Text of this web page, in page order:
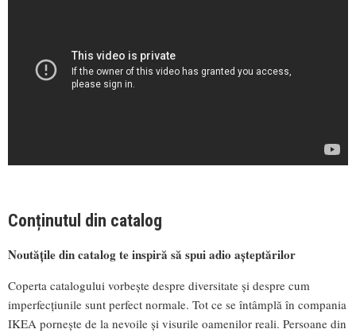
Conținutul din catalog
Noutățile din catalog te inspiră să spui adio așteptărilor
Coperta catalogului vorbește despre diversitate și despre cum
imperfecțiunile sunt perfect normale. Tot ce se întâmplă în compania
IKEA pornește de la nevoile și visurile oamenilor reali. Persoane din